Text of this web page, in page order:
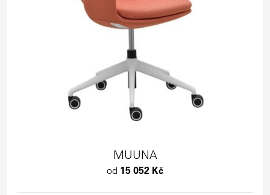
MUUNA
od 15 052 Kč